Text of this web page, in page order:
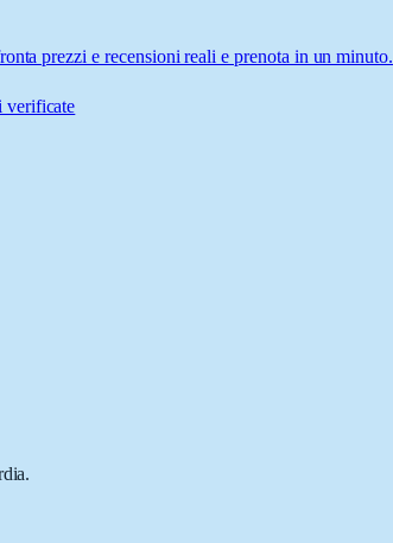
prezzi e recensioni reali e prenota in un minuto.
verificate